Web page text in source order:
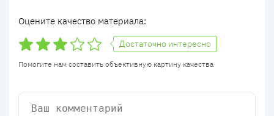
Оцените качество материала:
Достаточно интересно
Помогите нам составить объективную картину качества